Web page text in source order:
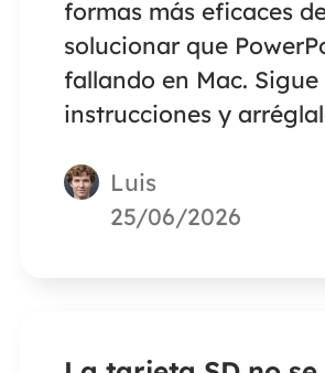
formas más eficaces
solucionar que
fallando en Mac. Sigue
instrucciones y
Luis
25/06/2026